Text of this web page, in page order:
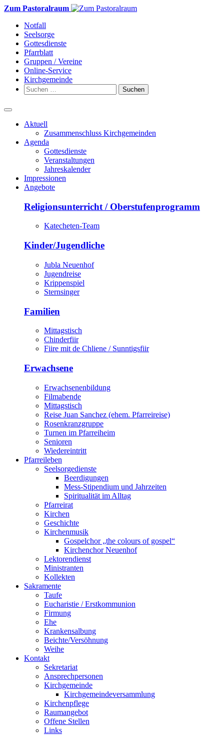
Weiter
Inhalt
Zum Pastoralraum
Notfall
Seelsorge
Gottesdienste
Pfarrblatt
Gruppen / Vereine
Online-Service
Kirchgemeinde
Suchen
nach:
Aktuell
Zusammenschluss Kirchgemeinden
Agenda
Gottesdienste
Veranstaltungen
Jahreskalender
Impressionen
Angebote
Religionsunterricht / Oberstufenprogramm
Katecheten-Team
Kinder/Jugendliche
Jubla Neuenhof
Jugendreise
Krippenspiel
Sternsinger
Familien
Mittagstisch
Chinderfiir
Fiire mit de Chliene / Sunntigsfiir
Erwachsene
Erwachsenenbildung
Filmabende
Mittagstisch
Reise Juan Sanchez (ehem. Pfarreireise)
Rosenkranzgruppe
Turnen im Pfarreiheim
Senioren
Wiedereintritt
Pfarreileben
Seelsorgedienste
Beerdigungen
Mess-Stipendium und Jahrzeiten
Spiritualität im Alltag
Pfarreirat
Kirchen
Geschichte
Kirchenmusik
Gospelchor „the colours of gospel“
Kirchenchor Neuenhof
Lektorendienst
Ministranten
Kollekten
Sakramente
Taufe
Eucharistie / Erstkommunion
Firmung
Ehe
Krankensalbung
Beichte/Versöhnung
Weihe
Kontakt
Sekretariat
Ansprechpersonen
Kirchgemeinde
Kirchgemeindeversammlung
Kirchenpflege
Raumangebot
Offene Stellen
Links